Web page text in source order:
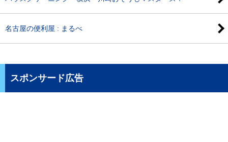
名古屋の便利屋 : まるべ
スポンサード広告